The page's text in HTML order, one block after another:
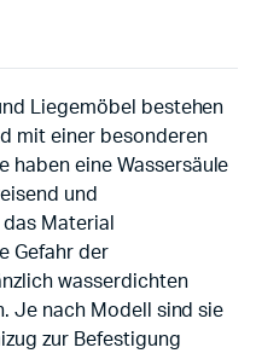
Liegemöbel bestehen
mit einer besonderen
haben eine Wassersäule
und
Material
Gefahr der
wasserdichten
Je nach Modell sind sie
zur Befestigung